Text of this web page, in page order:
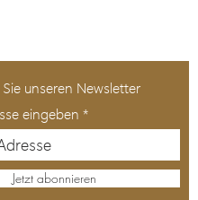
unseren Newsletter
eingeben
Jetzt abonnieren